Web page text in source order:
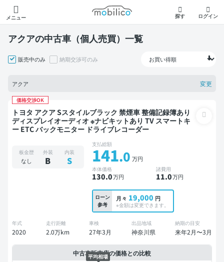
メニュー
モビリコ
探す ログイン
アクアの中古車（個人売買）一覧
販売中のみ 納期交渉可のみ
アクア 変更
価格交渉OK
トヨタ アクア Sスタイルブラック 禁煙車 整備記録簿あり
ディスプレイオーディオ ※ナビキットあり TV スマートキ
ー ETC バックモニター ドライブレコーダー
板金歴
なし
外装
B
内装
S
支払総額
141.0 万円
本体価格
130.0万円
諸費用
11.0万円
ローン
参考
月々 19,000 円
※金額は変更できます。
年式
2020
走行距離
2.0万km
車検
27年3月
出品地域
神奈川県
納期の目安
来年2月〜3月
中古車販売店の価格との比較
平均相場